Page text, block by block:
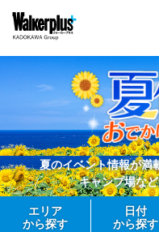
夏のイベント情報が満
キャンプ場な
エリア
から探す
日付
から探す